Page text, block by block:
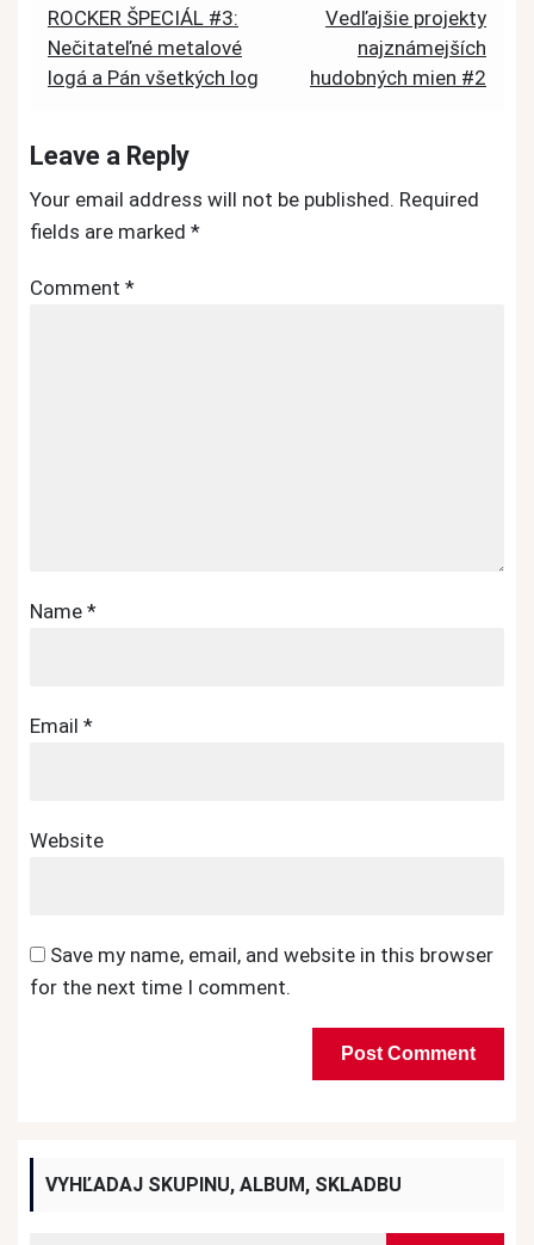
Post
navigation
ROCKER ŠPECIÁL #3:
Nečitateľné metalové
logá a Pán všetkých log
Vedľajšie projekty
najznámejších
hudobných mien #2
Leave a Reply
Your email address will not be published. Required
fields are marked *
Comment *
Name *
Email *
Website
Save my name, email, and website in this browser
for the next time I comment.
VYHĽADAJ SKUPINU, ALBUM, SKLADBU